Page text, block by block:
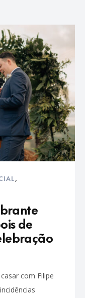
,
de
com Filipe